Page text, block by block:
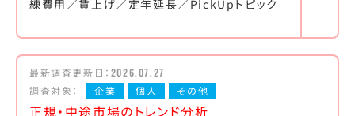
練費用／賃上げ／定年延長／PickUpトピック
最新調査更新日： 2026.07.27
調査対象：
企業 個人 その他
正規・中途市場のトレンド分析